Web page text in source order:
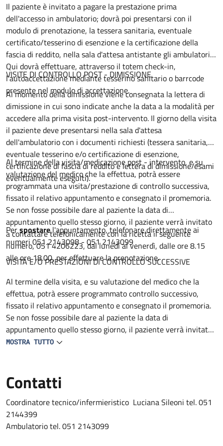
Il paziente è invitato a pagare la prestazione prima
dell'accesso in ambulatorio; dovrà poi presentarsi con il
modulo di prenotazione, la tessera sanitaria, eventuale
certificato/tesserino di esenzione e la certificazione della
fascia di reddito, nella sala d'attesa antistante gli ambulatori.
Qui dovrà effettuare, attraverso il totem check-in,
l'autoaccettazione mediante tesserino sanitario o barrcode
presente nel modulo di accettazione.
VISITE DI CONTROLLO POST - DIMISSIONE
Al momento della dimissione viene consegnata la lettera di
dimissione in cui sono indicate anche la data a la modalità per
accedere alla prima visita post-intervento. Il giorno della visita
il paziente deve presentarsi nella sala d'attesa
dell'ambulatorio con i documenti richiesti (tessera sanitaria,
eventuale tesserino e/o certificazione di esenzione,
certificazione di fascia di reddito e lettera di dimissione/esami
eventualmente eseguiti).
Al termine della visita/medicazione post - intervento, e su
valutazione del medico che la effettua, potrà essere
programmata una visita/prestazione di controllo successiva,
fissato il relativo appuntamento e consegnato il promemoria.
Se non fosse possibile dare al paziente la data di
appuntamento quello stesso giorno, il paziente verrà invitato
a contattare telefonicamente con la ricetta il seguente
numero, 051 4206223, dal lunedì al venerdì, dalle ore 8.15
alle ore 18.00, per effettuare la prenotazione.
Perspostarel'appuntamento, telefonare direttamente ai
numeri 051 2143098 - 051 2143099
VISITA E/O PRESTAZIONI DI CONTROLLO SUCCESSIVE
Al termine della visita, e su valutazione del medico che la
effettua, potrà essere programmato controllo successivo,
fissato il relativo appuntamento e consegnato il promemoria.
Se non fosse possibile dare al paziente la data di
appuntamento quello stesso giorno, il paziente verrà invitato
a contattare telefonicamente con la ricetta il seguente
MOSTRA TUTTO
Contatti
Coordinatore tecnico/infermieristico Luciana Sileoni tel. 051
2144399
Ambulatorio tel. 051 2143099